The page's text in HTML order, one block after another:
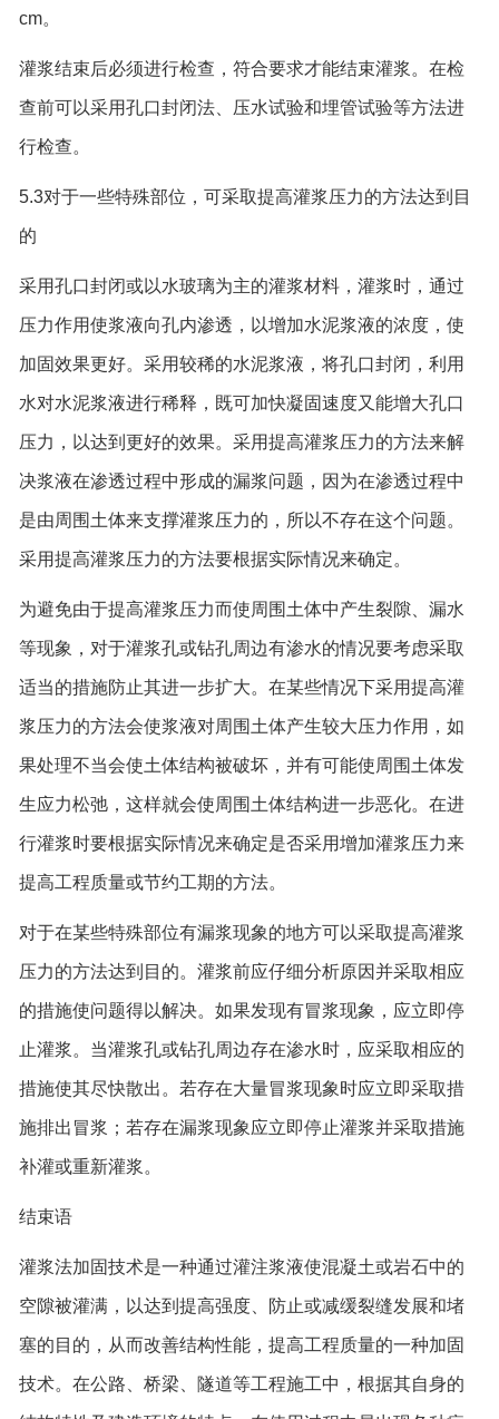
cm。
灌浆结束后必须进行检查，符合要求才能结束灌浆。在检
查前可以采用孔口封闭法、压水试验和埋管试验等方法进
行检查。
5.3对于一些特殊部位，可采取提高灌浆压力的方法达到目
的
采用孔口封闭或以水玻璃为主的灌浆材料，灌浆时，通过
压力作用使浆液向孔内渗透，以增加水泥浆液的浓度，使
加固效果更好。采用较稀的水泥浆液，将孔口封闭，利用
水对水泥浆液进行稀释，既可加快凝固速度又能增大孔口
压力，以达到更好的效果。采用提高灌浆压力的方法来解
决浆液在渗透过程中形成的漏浆问题，因为在渗透过程中
是由周围土体来支撑灌浆压力的，所以不存在这个问题。
采用提高灌浆压力的方法要根据实际情况来确定。
为避免由于提高灌浆压力而使周围土体中产生裂隙、漏水
等现象，对于灌浆孔或钻孔周边有渗水的情况要考虑采取
适当的措施防止其进一步扩大。在某些情况下采用提高灌
浆压力的方法会使浆液对周围土体产生较大压力作用，如
果处理不当会使土体结构被破坏，并有可能使周围土体发
生应力松弛，这样就会使周围土体结构进一步恶化。在进
行灌浆时要根据实际情况来确定是否采用增加灌浆压力来
提高工程质量或节约工期的方法。
对于在某些特殊部位有漏浆现象的地方可以采取提高灌浆
压力的方法达到目的。灌浆前应仔细分析原因并采取相应
的措施使问题得以解决。如果发现有冒浆现象，应立即停
止灌浆。当灌浆孔或钻孔周边存在渗水时，应采取相应的
措施使其尽快散出。若存在大量冒浆现象时应立即采取措
施排出冒浆；若存在漏浆现象应立即停止灌浆并采取措施
补灌或重新灌浆。
结束语
灌浆法加固技术是一种通过灌注浆液使混凝土或岩石中的
空隙被灌满，以达到提高强度、防止或减缓裂缝发展和堵
塞的目的，从而改善结构性能，提高工程质量的一种加固
技术。在公路、桥梁、隧道等工程施工中，根据其自身的